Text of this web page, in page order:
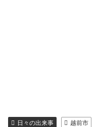
日々の出来事 越前市